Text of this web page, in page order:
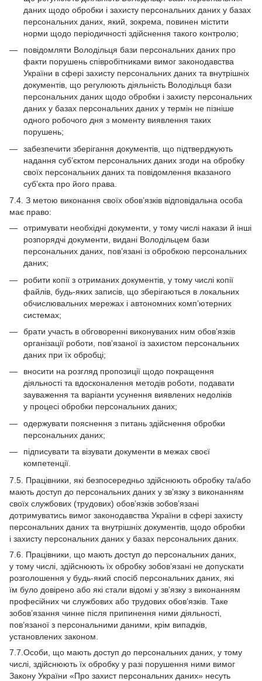
даних щодо обробки і захисту персональних даних у базах
персональних даних, який, зокрема, повинен містити
норми щодо періодичності здійснення такого контролю;
повідомляти Володільця бази персональних даних про
факти порушень співробітниками вимог законодавства
України в сфері захисту персональних даних та внутрішніх
документів, що регулюють діяльність Володільця бази
персональних даних щодо обробки і захисту персональних
даних у базах персональних даних у термін не пізніше
одного робочого дня з моменту виявлення таких
порушень;
забезпечити зберігання документів, що підтверджують
надання суб’єктом персональних даних згоди на обробку
своїх персональних даних та повідомлення вказаного
суб’єкта про його права.
7.4. З метою виконання своїх обов’язків відповідальна особа
має право:
отримувати необхідні документи, у тому числі накази й інші
розпорядчі документи, видані Володільцем бази
персональних даних, пов’язані із обробкою персональних
даних;
робити копії з отриманих документів, у тому числі копії
файлів, будь-яких записів, що зберігаються в локальних
обчислювальних мережах і автономних комп’ютерних
системах;
брати участь в обговоренні виконуваних ним обов’язків
організації роботи, пов’язаної із захистом персональних
даних при їх обробці;
вносити на розгляд пропозиції щодо покращення
діяльності та вдосконалення методів роботи, подавати
зауваження та варіанти усунення виявлених недоліків
у процесі обробки персональних даних;
одержувати пояснення з питань здійснення обробки
персональних даних;
підписувати та візувати документи в межах своєї
компетенції.
7.5. Працівники, які безпосередньо здійснюють обробку та/або
мають доступ до персональних даних у зв’язку з виконанням
своїх службових (трудових) обов’язків зобов’язані
дотримуватись вимог законодавства України в сфері захисту
персональних даних та внутрішніх документів, щодо обробки
і захисту персональних даних у базах персональних даних.
7.6. Працівники, що мають доступ до персональних даних,
у тому числі, здійснюють їх обробку зобов’язані не допускати
розголошення у будь-який спосіб персональних даних, які
їм було довірено або які стали відомі у зв’язку з виконанням
професійних чи службових або трудових обов’язків. Таке
зобов’язання чинне після припинення ними діяльності,
пов’язаної з персональними даними, крім випадків,
установлених законом.
7.7.Особи, що мають доступ до персональних даних, у тому
числі, здійснюють їх обробку у разі порушення ними вимог
Закону України «Про захист персональних даних» несуть